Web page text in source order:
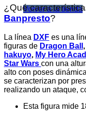
Volver a la tienda
¿Qué
Banpresto?
La línea DXF es una
figuras de Dragon Ball ,
hakuyo, My Hero
Star Wars con una
alto con poses
se caracterizan por
realizando un ataque,
Esta figura mide